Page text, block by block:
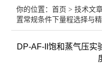
电化学
表面性质与胶体化学
你的位置：首页 >技术文
置常规条件下量程选择与
DP-AF-II饱和蒸气压实